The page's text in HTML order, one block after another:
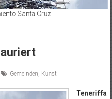
Santa Cruz
Gemeinden, Kunst
Teneriffa